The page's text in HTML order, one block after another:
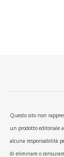
Questo sito non
un prodotto editoriale
alcuna responsabilità
di eliminare o